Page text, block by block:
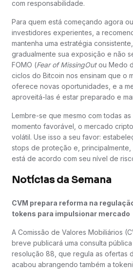
com responsabilidade.
Para quem está começando agora
investidores experientes, a
mantenha uma estratégia
gradualmente sua exposição e não
FOMO (Fear of MissingOutou Medo
ciclos do Bitcoin nos ensinam que o
oferece novas oportunidades, e a
aproveitá-las é estar preparado e
Lembre-se que mesmo com todas
momento favorável, o mercado
volátil. Use isso a seu favor:
stops de proteção e, principalmente,
está de acordo com seu nível de
Notícias da Semana
CVM prepara reforma na
tokens para impulsionar mercado
A Comissão de Valores Mobiliários
breve publicará uma consulta
resolução 88, que regula as ofertas
acabou abrangendo também a